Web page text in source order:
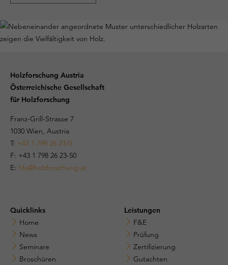
Holzforschung Austria
Österreichische Gesellschaft
für Holzforschung
Franz-Grill-Strasse 7
1030 Wien, Austria
T: +43 1 798 26 23-0
​​F: +43 1 798 26 23-50
E: hfa@holzforschung.at
Quicklinks
Home
News
Seminare
Broschüren
Leistungen
F&E
Prüfung
Zertifizierung
Gutachten